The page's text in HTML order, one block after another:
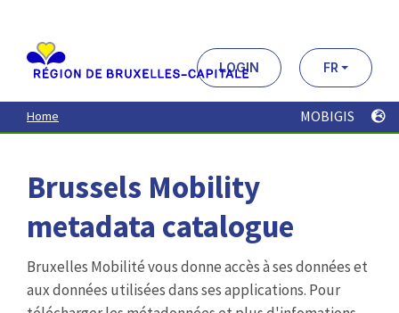
contenu
principal
LOGIN FR
Home MOBIGIS
Brussels Mobility
metadata catalogue
Bruxelles Mobilité vous donne accès à ses données et
aux données utilisées dans ses applications. Pour